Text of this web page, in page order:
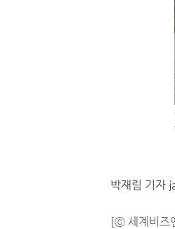
박재림 기자
[ⓒ 세계비즈